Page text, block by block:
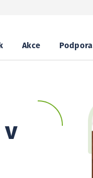
Akce Podpora
v